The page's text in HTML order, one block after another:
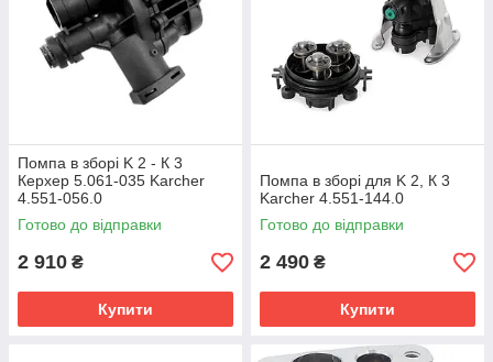
Помпа в зборі K 2 - К 3
Керхер 5.061-035 Karcher
4.551-056.0
Готово до відправки
2 910 ₴
Купити
Помпа в зборі для K 2, К 3
Karcher 4.551-144.0
Готово до відправки
2 490 ₴
Купити